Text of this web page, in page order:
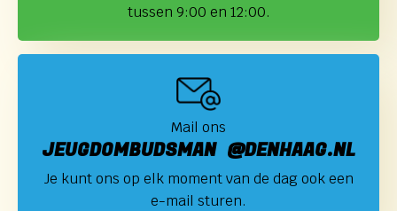
tussen 9:00 en 12:00.
Mail ons
JEUGDOMBUDSMAN @DENHAAG.NL
Je kunt ons op elk moment van de dag ook een
e-mail sturen.